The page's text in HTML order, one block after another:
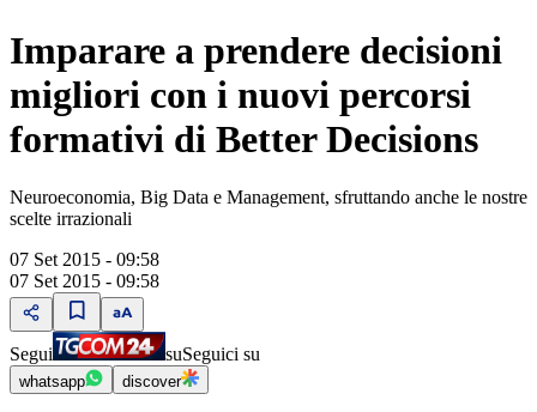
Imparare a prendere decisioni
migliori con i nuovi percorsi
formativi di Better Decisions
Neuroeconomia, Big Data e Management, sfruttando anche le nostre
scelte irrazionali
07 Set 2015 - 09:58
07 Set 2015 - 09:58
Segui suSeguici su
whatsapp discover